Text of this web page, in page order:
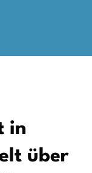
in
über